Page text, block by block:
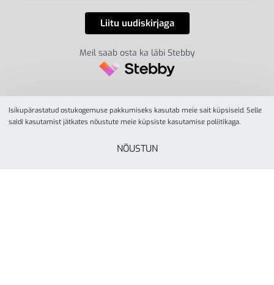
Meil saab osta ka läbi Stebby
Isikupärastatud ostukogemuse pakkumiseks kasutab meie sait küpsiseid. Selle
saidi kasutamist jätkates nõustute meie küpsiste kasutamise poliitikaga.
NÕUSTUN